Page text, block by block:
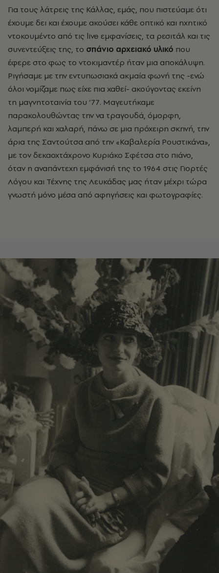
Για τους λάτρεις της Κάλλας, εμάς, που πιστεύαμε ότι
έχουμε δει και έχουμε ακούσει κάθε οπτικό και ηχητικό
ντοκουμέντο από τις live εμφανίσεις, τα ρεσιτάλ και τις
συνεντεύξεις της, το σπάνιο αρχειακό υλικό που
έφερε στο φως το ντοκιμαντέρ ήταν μια αποκάλυψη.
Ριγήσαμε με την εντυπωσιακά ακμαία φωνή της -ενώ
όλοι νομίζαμε πως είχε πια χαθεί- ακούγοντας εκείνη
τη μαγνητοταινία του ‘77. Μαγευτήκαμε
παρακολουθώντας την να τραγουδά, όμορφη,
λαμπερή και χαλαρή, πάνω σε μια πρόχειρη σκηνή, την
άρια της Σαντούτσα από την «Καβαλερία Ρουστικάνα»,
με τον δεκαοχτάχρονο Κυριάκο Σφέτσα στο πιάνο,
όταν η αναπάντεχη εμφάνισή της το 1964 στις Γιορτές
Λόγου και Τέχνης της Λευκάδας μας ήταν μέχρι τώρα
γνωστή μόνο μέσα από αφηγήσεις και φωτογραφίες.